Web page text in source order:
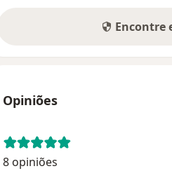
Encontre
Opiniões
8 opiniões